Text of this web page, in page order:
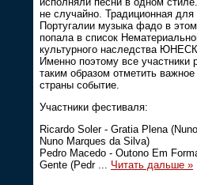
не случайно. Традиционная для
Португалии музыка фадо в
попала в список
культурного наследства
Именно поэтому все участники
таким образом отметить
страны событие.
Участники фестиваля:
Ricardo Soler - Gratia Plena
Nuno Marques da Silva)
Pedro Macedo - Outono Em
Gente (Pedr ... Читать дальше »